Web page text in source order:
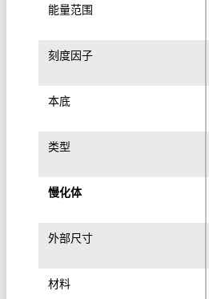
能量范围
刻度因子
本底
类型
慢化体
外部尺寸
材料
能量范围
刻度因子
本底
类型
慢化体
外部尺寸
材料